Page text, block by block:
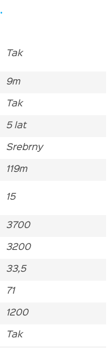
Tak
9m
Tak
5 lat
Srebrny
119m
15
3700
3200
33,5
71
1200
Tak